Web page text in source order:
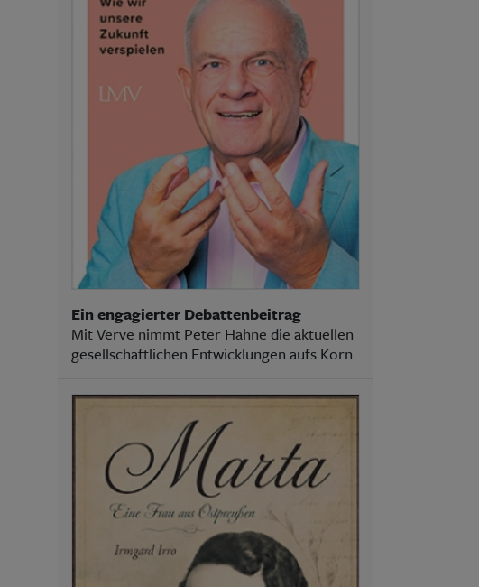
Ein engagierter Debattenbeitrag
Mit Verve nimmt Peter Hahne die aktuellen
gesellschaftlichen Entwicklungen aufs Korn